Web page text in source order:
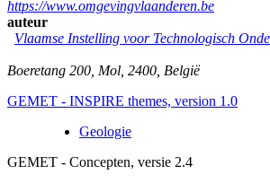
https://www.omgevingvlaanderen.be
auteur
Vlaamse Instelling voor Technologisch
Boeretang 200 Mol 2400 België
GEMET - INSPIRE themes, version 1.0
Geologie
GEMET - Concepten, versie 2.4